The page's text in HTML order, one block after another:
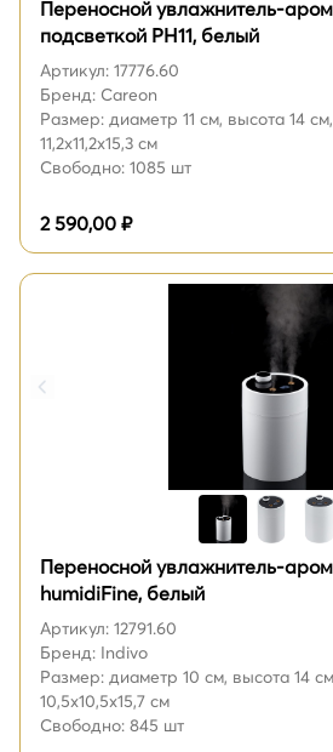
Переносной увлажнитель-
подсветкой PH11, белый
Артикул: 17776.60
Бренд: Careon
Размер: диаметр 11 см, высота 14
11,2x11,2x15,3 см
Свободно: 1085 шт
2 590,00 ₽
Переносной увлажнитель-
humidiFine, белый
Артикул: 12791.60
Бренд: Indivo
Размер: диаметр 10 см, высота 14
10,5x10,5x15,7 см
Свободно: 845 шт